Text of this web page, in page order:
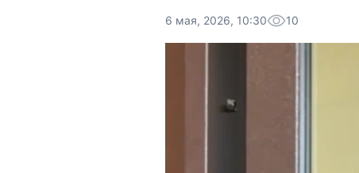
6 мая, 2026, 10:30 10